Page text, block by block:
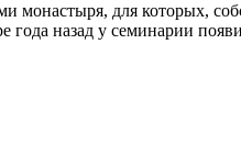
монастыря, для которых,
назад у семинарии